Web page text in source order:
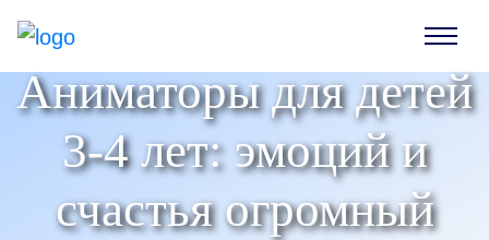
Аниматоры для детей
3-4 лет: эмоций и
счастья огромный